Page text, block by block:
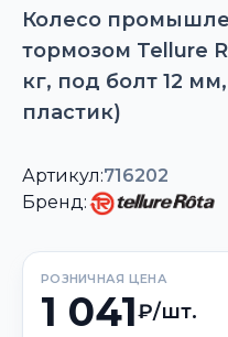
Колесо
тормозом Tellure
кг, под болт 12
пластик)
Артикул:716202
Бренд:
РОЗНИЧНАЯ ЦЕНА
1 041₽/шт.